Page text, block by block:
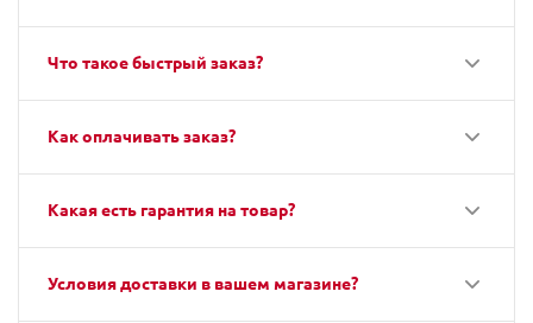
Что такое быстрый заказ?
Как оплачивать заказ?
Какая есть гарантия на товар?
Условия доставки в вашем магазине?